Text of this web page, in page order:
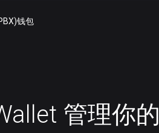
钱包
管理你的